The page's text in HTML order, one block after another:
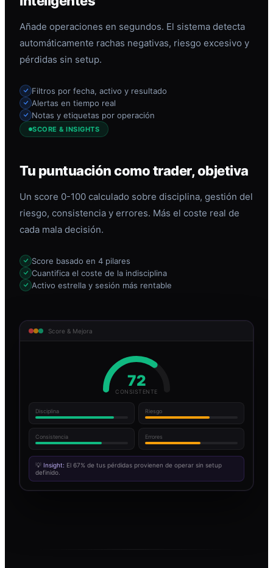
Añade operaciones en segundos. El sistema detecta
automáticamente rachas negativas, riesgo excesivo y
pérdidas sin setup.
Filtros por fecha, activo y resultado
Alertas en tiempo real
Notas y etiquetas por operación
SCORE & INSIGHTS
Tu puntuación como trader, objetiva
Un score 0-100 calculado sobre disciplina, gestión del
riesgo, consistencia y errores. Más el coste real de
cada mala decisión.
Score basado en 4 pilares
Cuantifica el coste de la indisciplina
Activo estrella y sesión más rentable
Score & Mejora
72
CONSISTENTE
Disciplina Riesgo
Consistencia Errores
💡 Insight: El 67% de tus pérdidas provienen de operar sin setup
definido.